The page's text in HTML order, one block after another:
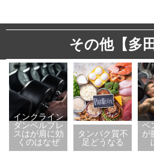
その他【多
インクライン
ダンベルプレ
スはが肩に効
くのはなぜ
タンパク質不
足どうなる
ベ
が